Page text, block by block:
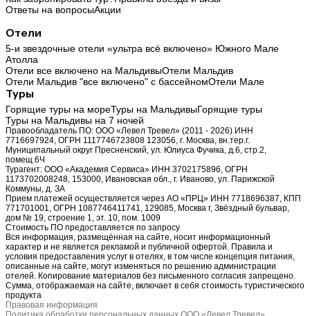
Ответы на вопросыАкции
Отели
5-и звездочные отели «ультра всё включено» Южного Мале
Атолла
Отели все включено на МальдивыОтели Мальдив
Отели Мальдив "все включено" с бассейномОтели Мале
Туры
Горящие туры на мореТуры на МальдивыГорящие туры
Туры на Мальдивы на 7 ночей
Правообладатель ПО: ООО «Левел Тревел» (2011 - 2026) ИНН
7716697924, ОГРН 1117746723808 123056, г. Москва, вн.тер.г.
Муниципальный округ Пресненский, ул. Юлиуса Фучика, д.6, стр.2,
помещ.6Ч
Турагент: ООО «Академия Сервиса» ИНН 3702175896, ОГРН
1173702008248, 153000, Ивановская обл., г. Иваново, ул. Парижской
Коммуны, д. ЗА
Прием платежей осуществляется через АО «ПРЦ» ИНН 7718696387, КПП
771701001, ОГРН 1087746411741, 129085, Москва г, Звёздный бульвар,
дом № 19, строение 1, эт. 10, пом. 1009
Стоимость ПО предоставляется по запросу
Вся информация, размещённая на сайте, носит информационный
характер и не является рекламой и публичной офертой. Правила и
условия предоставления услуг в отелях, в том числе концепция питания,
описанные на сайте, могут изменяться по решению администрации
отелей. Копирование материалов без письменного согласия запрещено.
Сумма, отображаемая на сайте, включает в себя стоимость туристического
продукта
Правовая информация